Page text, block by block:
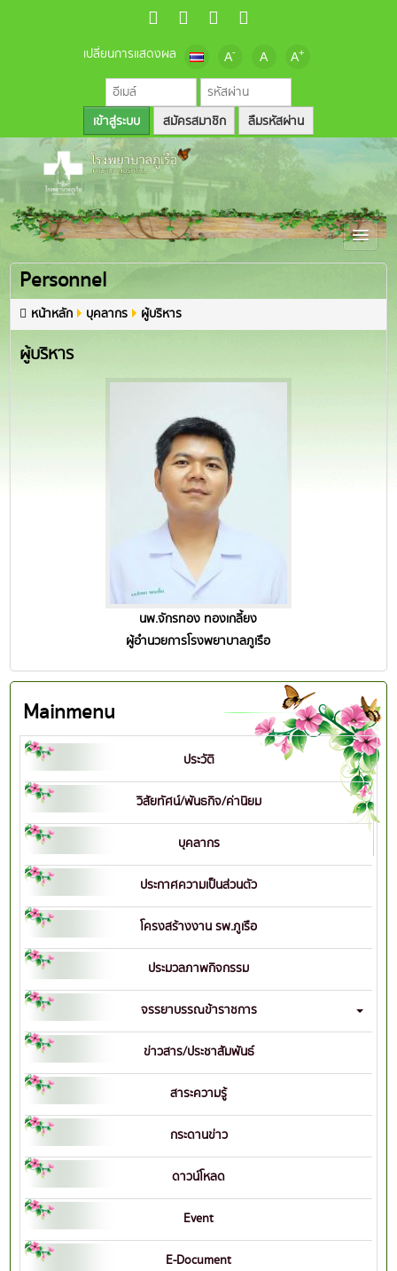
เปลี่ยนการแสดงผล A- A A+
สมัครสมาชิก ลืมรหัสผ่าน
Personnel
หน้าหลัก บุคลากร ผู้บริหาร
ผู้บริหาร
นพ.จักรทอง ทองเกลี้ยง
ผู้อำนวยการโรงพยาบาลภูเรือ
Mainmenu
ประวัติ
วิสัยทัศน์/พันธกิจ/ค่านิยม
บุคลากร
ประกาศความเป็นส่วนตัว
โครงสร้างงาน รพ.ภูเรือ
ประมวลภาพกิจกรรม
จรรยาบรรณข้าราชการ
ข่าวสาร/ประชาสัมพันธ์
สาระความรู้
กระดานข่าว
ดาวน์โหลด
Event
E-Document